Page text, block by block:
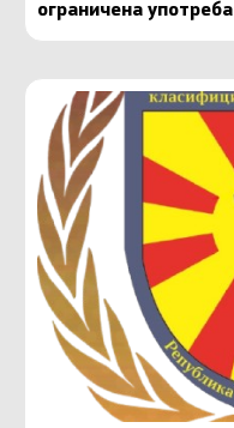
ограничена употреба